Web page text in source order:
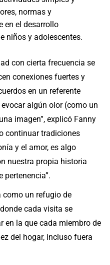
normas y
en el desarrollo
niños y adolescentes.
con cierta frecuencia se
conexiones fuertes y
en un referente
algún olor (como un
imagen”, explicó Fanny
continuar tradiciones
y el amor, es algo
nuestra propia historia
pertenencia”.
como un refugio de
cada visita se
en la que cada miembro de
del hogar, incluso fuera